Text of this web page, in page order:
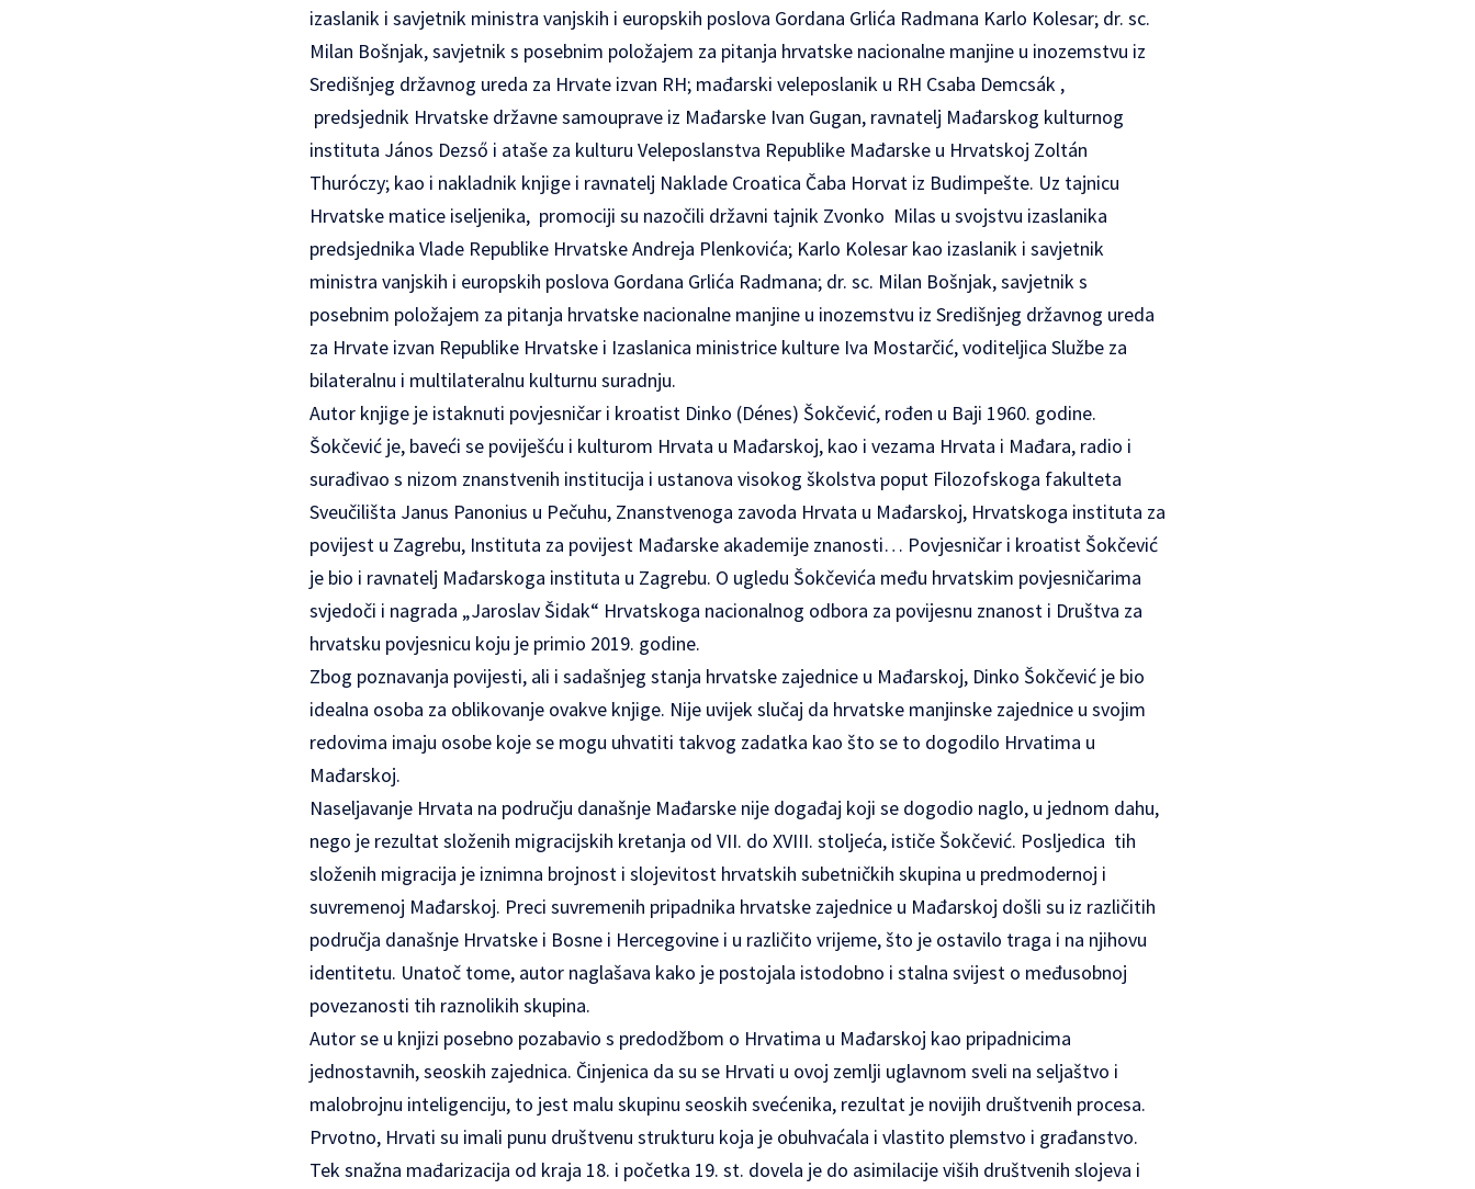
izaslanik i savjetnik ministra vanjskih i europskih poslova Gordana Grlića Radmana Karlo Kolesar; dr. sc.
Milan Bošnjak, savjetnik s posebnim položajem za pitanja hrvatske nacionalne manjine u inozemstvu iz
Središnjeg državnog ureda za Hrvate izvan RH; mađarski veleposlanik u RH Csaba Demcsák ,
predsjednik Hrvatske državne samouprave iz Mađarske Ivan Gugan, ravnatelj Mađarskog kulturnog
instituta János Dezső i ataše za kulturu Veleposlanstva Republike Mađarske u Hrvatskoj Zoltán
Thuróczy; kao i nakladnik knjige i ravnatelj Naklade Croatica Čaba Horvat iz Budimpešte. Uz tajnicu
Hrvatske matice iseljenika, promociji su nazočili državni tajnik Zvonko Milas u svojstvu izaslanika
predsjednika Vlade Republike Hrvatske Andreja Plenkovića; Karlo Kolesar kao izaslanik i savjetnik
ministra vanjskih i europskih poslova Gordana Grlića Radmana; dr. sc. Milan Bošnjak, savjetnik s
posebnim položajem za pitanja hrvatske nacionalne manjine u inozemstvu iz Središnjeg državnog ureda
za Hrvate izvan Republike Hrvatske i Izaslanica ministrice kulture Iva Mostarčić, voditeljica Službe za
bilateralnu i multilateralnu kulturnu suradnju.
Autor knjige je istaknuti povjesničar i kroatist Dinko (Dénes) Šokčević, rođen u Baji 1960. godine.
Šokčević je, baveći se poviješću i kulturom Hrvata u Mađarskoj, kao i vezama Hrvata i Mađara, radio i
surađivao s nizom znanstvenih institucija i ustanova visokog školstva poput Filozofskoga fakulteta
Sveučilišta Janus Panonius u Pečuhu, Znanstvenoga zavoda Hrvata u Mađarskoj, Hrvatskoga instituta za
povijest u Zagrebu, Instituta za povijest Mađarske akademije znanosti… Povjesničar i kroatist Šokčević
je bio i ravnatelj Mađarskoga instituta u Zagrebu. O ugledu Šokčevića među hrvatskim povjesničarima
svjedoči i nagrada „Jaroslav Šidak“ Hrvatskoga nacionalnog odbora za povijesnu znanost i Društva za
hrvatsku povjesnicu koju je primio 2019. godine.
Zbog poznavanja povijesti, ali i sadašnjeg stanja hrvatske zajednice u Mađarskoj, Dinko Šokčević je bio
idealna osoba za oblikovanje ovakve knjige. Nije uvijek slučaj da hrvatske manjinske zajednice u svojim
redovima imaju osobe koje se mogu uhvatiti takvog zadatka kao što se to dogodilo Hrvatima u
Mađarskoj.
Naseljavanje Hrvata na području današnje Mađarske nije događaj koji se dogodio naglo, u jednom dahu,
nego je rezultat složenih migracijskih kretanja od VII. do XVIII. stoljeća, ističe Šokčević. Posljedica tih
složenih migracija je iznimna brojnost i slojevitost hrvatskih subetničkih skupina u predmodernoj i
suvremenoj Mađarskoj. Preci suvremenih pripadnika hrvatske zajednice u Mađarskoj došli su iz različitih
područja današnje Hrvatske i Bosne i Hercegovine i u različito vrijeme, što je ostavilo traga i na njihovu
identitetu. Unatoč tome, autor naglašava kako je postojala istodobno i stalna svijest o međusobnoj
povezanosti tih raznolikih skupina.
Autor se u knjizi posebno pozabavio s predodžbom o Hrvatima u Mađarskoj kao pripadnicima
jednostavnih, seoskih zajednica. Činjenica da su se Hrvati u ovoj zemlji uglavnom sveli na seljaštvo i
malobrojnu inteligenciju, to jest malu skupinu seoskih svećenika, rezultat je novijih društvenih procesa.
Prvotno, Hrvati su imali punu društvenu strukturu koja je obuhvaćala i vlastito plemstvo i građanstvo.
Tek snažna mađarizacija od kraja 18. i početka 19. st. dovela je do asimilacije viših društvenih slojeva i